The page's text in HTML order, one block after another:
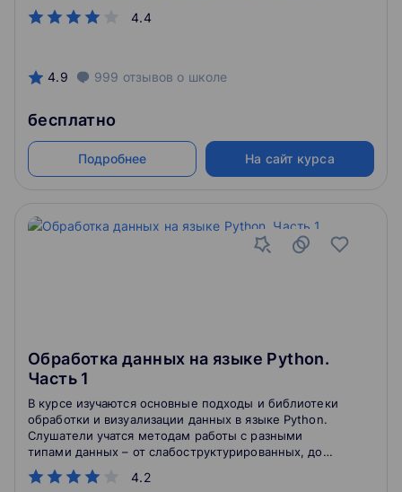
4.4
4.9 999 отзывов о школе
бесплатно
Подробнее На сайт курса
Обработка данных на языке Python.
Часть 1
4.2
В курсе изучаются основные подходы и библиотеки
обработки и визуализации данных в языке Python.
Слушатели учатся методам работы с разными
типами данных – от слабоструктурированных, до
табличных, а также учатся решать практические
задания по подготовке данных, с использованием